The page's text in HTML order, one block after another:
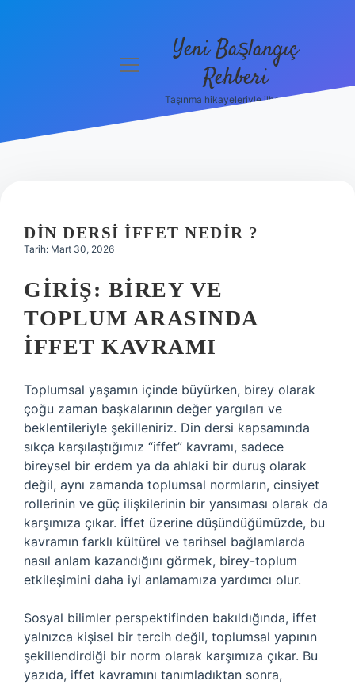
Politikası
menüyü
Yeni Başlangıç
Rehberi
Taşınma hikayeleriyle ilham bul!
DIN DERSI İFFET NEDIR ?
Tarih: Mart 30, 2026
GIRIŞ: BIREY VE
TOPLUM ARASINDA
İFFET KAVRAMI
Toplumsal yaşamın içinde büyürken, birey olarak
çoğu zaman başkalarının değer yargıları ve
beklentileriyle şekilleniriz. Din dersi kapsamında
sıkça karşılaştığımız “iffet” kavramı, sadece
bireysel bir erdem ya da ahlaki bir duruş olarak
değil, aynı zamanda toplumsal normların, cinsiyet
rollerinin ve güç ilişkilerinin bir yansıması olarak da
karşımıza çıkar. İffet üzerine düşündüğümüzde, bu
kavramın farklı kültürel ve tarihsel bağlamlarda
nasıl anlam kazandığını görmek, birey-toplum
etkileşimini daha iyi anlamamıza yardımcı olur.
Sosyal bilimler perspektifinden bakıldığında, iffet
yalnızca kişisel bir tercih değil, toplumsal yapının
şekillendirdiği bir norm olarak karşımıza çıkar. Bu
yazıda, iffet kavramını tanımladıktan sonra,